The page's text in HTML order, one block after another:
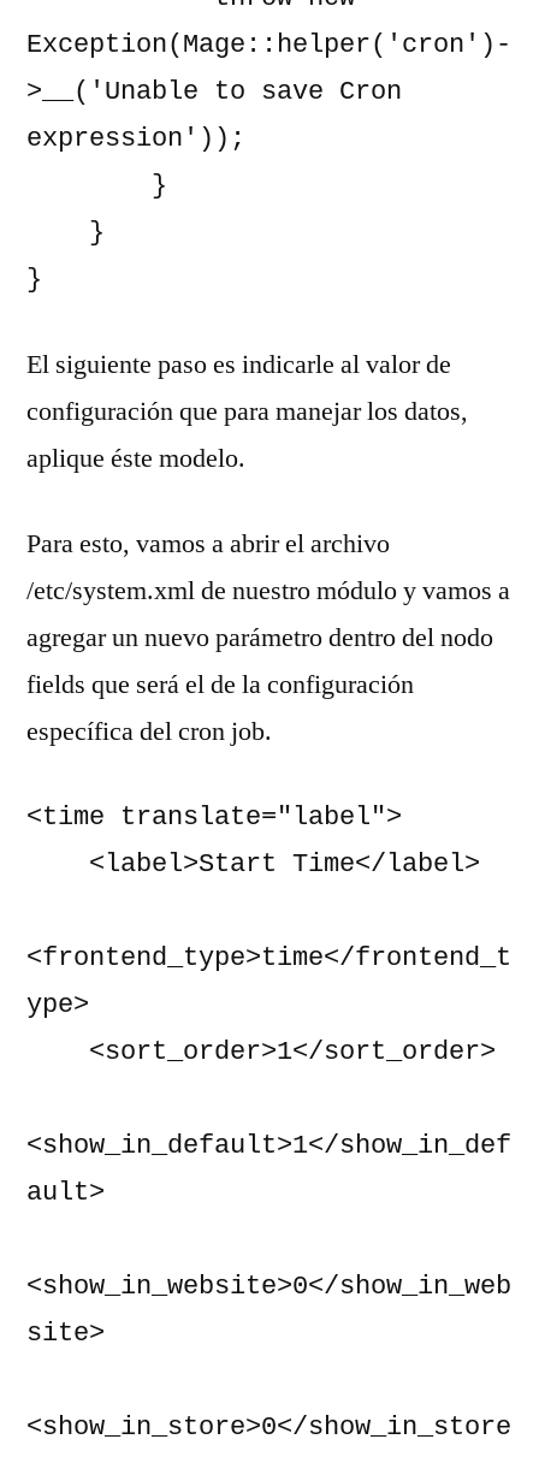
Exception(Mage::helper('cron')-
>__('Unable to save Cron
expression'));
}
El siguiente paso es indicarle al valor de
configuración que para manejar los datos,
aplique éste modelo.
Para esto, vamos a abrir el archivo
/etc/system.xml de nuestro módulo y vamos a
agregar un nuevo parámetro dentro del nodo
fields que será el de la configuración
específica del cron job.
<time translate="label">
<frontend_type>time</frontend_t
ype>
<show_in_default>1</show_in_def
ault>
<show_in_website>0</show_in_web
site>
<show_in_store>0</show_in_store